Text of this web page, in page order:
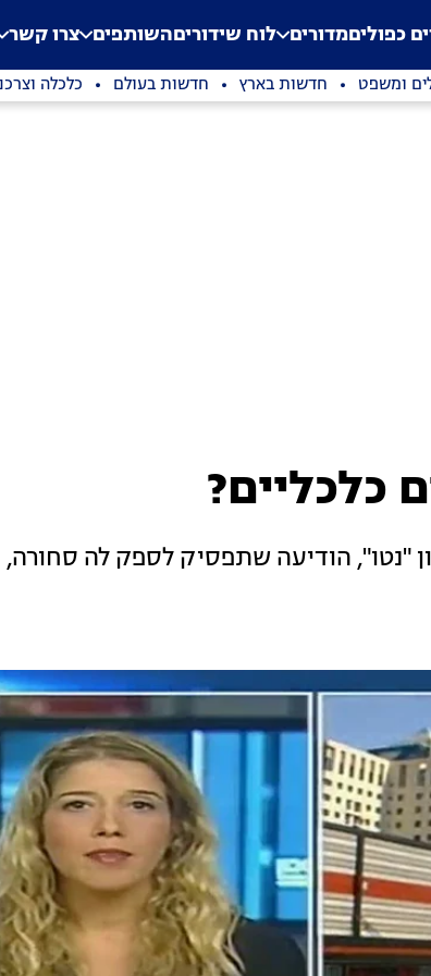
Application error: a
. כפוליםמדורים לוח שידוריםהשותפים צרו קשר
ומשפט חדשות בארץ חדשות בעולם כלכלה
כלכליים?
"נטו", הודיעה שתפסיק לספק לה סחורה,